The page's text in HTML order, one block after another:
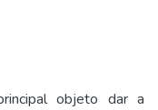
objeto dar a